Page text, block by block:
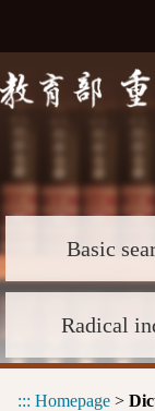
Basic
Radical
::: Homepage >